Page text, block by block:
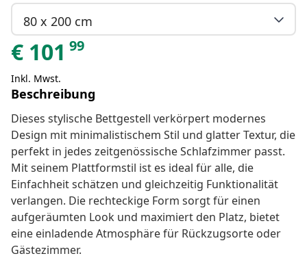
80 x 200 cm
€ 101 99
Inkl. Mwst.
Beschreibung
Dieses stylische Bettgestell verkörpert modernes
Design mit minimalistischem Stil und glatter Textur, die
perfekt in jedes zeitgenössische Schlafzimmer passt.
Mit seinem Plattformstil ist es ideal für alle, die
Einfachheit schätzen und gleichzeitig Funktionalität
verlangen. Die rechteckige Form sorgt für einen
aufgeräumten Look und maximiert den Platz, bietet
eine einladende Atmosphäre für Rückzugsorte oder
Gästezimmer.